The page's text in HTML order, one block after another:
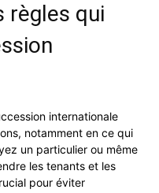
règles qui
internationale
notamment en ce qui
un particulier ou même
les tenants et les
pour éviter